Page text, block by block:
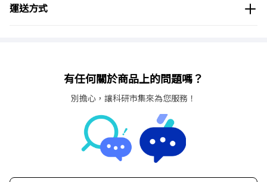
運送方式
有任何關於商品上的問題嗎？
別擔心，讓科研市集來為您服務！